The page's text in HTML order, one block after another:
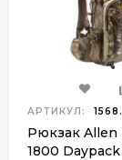
АРТИКУЛ:
Рюкзак Allen
1800 Daypack